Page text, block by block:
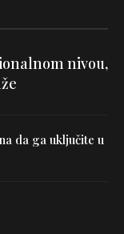
nivou,
da ga uključite u